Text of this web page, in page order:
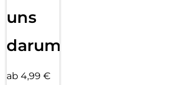
uns
darum!
ab 4,99 €